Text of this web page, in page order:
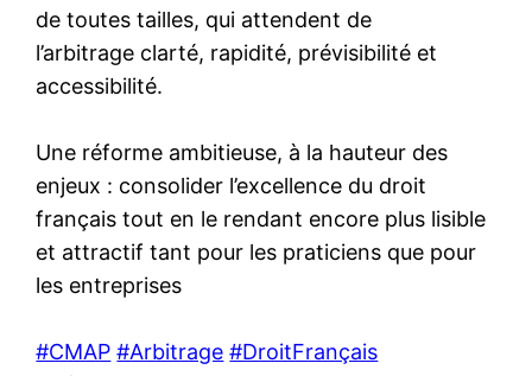
de toutes tailles, qui attendent de
l’arbitrage clarté, rapidité, prévisibilité et
accessibilité.
Une réforme ambitieuse, à la hauteur des
enjeux : consolider l’excellence du droit
français tout en le rendant encore plus lisible
et attractif tant pour les praticiens que pour
les entreprises
#CMAP #Arbitrage #DroitFrançais